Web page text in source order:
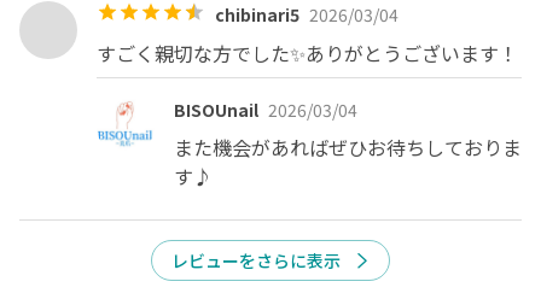
chibinari5 2026/03/04
すごく親切な方でした✨ありがとうございます！
BISOUnail 2026/03/04
また機会があればぜひお待ちしておりま
す♪
レビューをさらに表示